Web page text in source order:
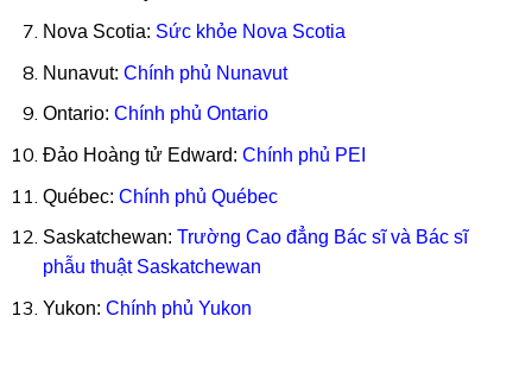
Nova Scotia: Sức khỏe Nova Scotia
Nunavut: Chính phủ Nunavut
Ontario: Chính phủ Ontario
Đảo Hoàng tử Edward: Chính phủ PEI
Québec: Chính phủ Québec
Saskatchewan: Trường Cao đẳng Bác sĩ và Bác sĩ
phẫu thuật Saskatchewan
Yukon: Chính phủ Yukon